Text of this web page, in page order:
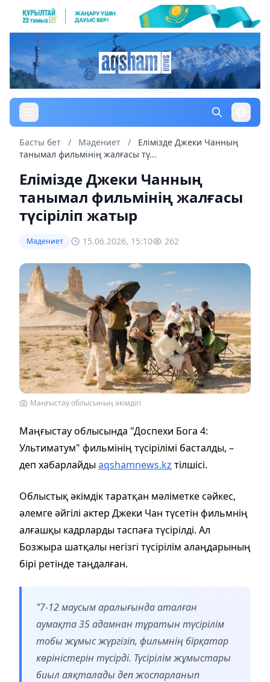
Басты бет / Мәдениет /
Елімізде Джеки Чанның
танымал фильмінің жалғасы тү...
Елімізде Джеки Чанның
танымал фильмінің жалғасы
түсіріліп жатыр
Мәдениет 15.06.2026, 15:10 262
Маңғыстау облысының әкімдігі
Маңғыстау облысында "Доспехи Бога 4:
Ультиматум" фильмінің түсірілімі басталды, –
деп хабарлайдыaqshamnews.kz тілшісі.
Облыстық әкімдік таратқан мәліметке сәйкес,
әлемге әйгілі актер Джеки Чан түсетін фильмнің
алғашқы кадрларды таспаға түсірілді. Ал
Бозжыра шатқалы негізгі түсірілім алаңдарының
бірі ретінде таңдалған.
"7-12 маусым аралығында аталған
аумақта 35 адамнан тұратын түсірілім
тобы жұмыс жүргізіп, фильмнің бірқатар
көріністерін түсірді. Түсірілім жұмыстары
биыл аяқталады деп жоспарланып